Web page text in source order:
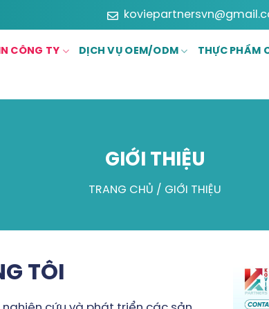
CÔNG TY DỊCH VỤ OEM/ODM THỰC PHẨM
GIỚI THIỆU
TRANG CHỦ / GIỚI THIỆU
TÔI